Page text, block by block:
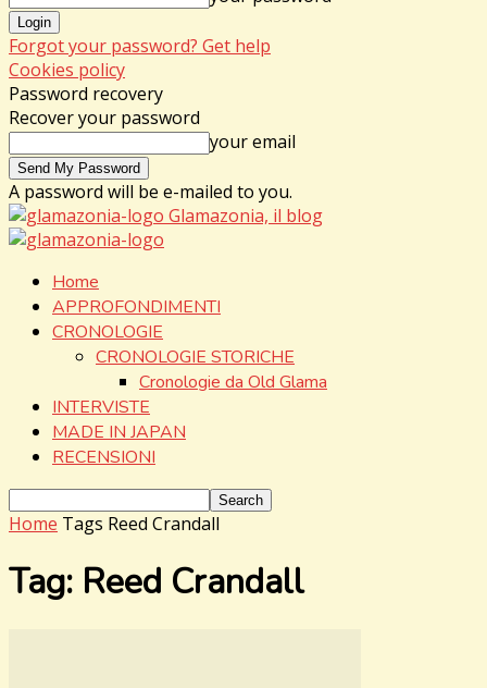
Forgot your password? Get help
Cookies policy
Password recovery
Recover your password
your email
A password will be e-mailed to you.
Glamazonia, il blog
Home
APPROFONDIMENTI
CRONOLOGIE
CRONOLOGIE STORICHE
Cronologie da Old Glama
INTERVISTE
MADE IN JAPAN
RECENSIONI
Home Tags Reed Crandall
Tag: Reed Crandall